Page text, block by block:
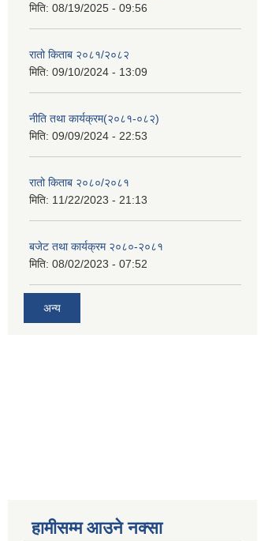
मिति: 08/19/2025 - 09:56
रातो किताब २०८१/२०८२
मिति: 09/10/2024 - 13:09
नीति तथा कार्यक्रम(२०८१-०८२)
मिति: 09/09/2024 - 22:53
रातो किताब २०८०/२०८१
मिति: 11/22/2023 - 21:13
बजेट तथा कार्यक्रम २०८०-२०८१
मिति: 08/02/2023 - 07:52
अन्य
हामीसम्म आउने नक्सा